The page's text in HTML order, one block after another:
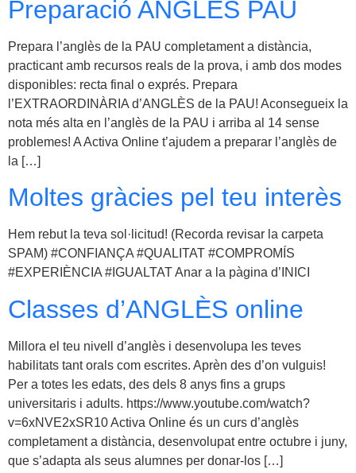
Preparació ANGLÈS PAU
Prepara l’anglès de la PAU completament a distància,
practicant amb recursos reals de la prova, i amb dos modes
disponibles: recta final o exprés. Prepara
l’EXTRAORDINÀRIA d’ANGLÈS de la PAU! Aconsegueix la
nota més alta en l’anglès de la PAU i arriba al 14 sense
problemes! A Activa Online t’ajudem a preparar l’anglès de
la […]
Moltes gràcies pel teu interès
Hem rebut la teva sol·licitud!​ (Recorda revisar la carpeta
SPAM) #CONFIANÇA #QUALITAT #COMPROMÍS
#EXPERIÈNCIA #IGUALTAT Anar a la pàgina d’INICI
Classes d’ANGLÈS online
Millora el teu nivell d’anglès i desenvolupa les teves
habilitats tant orals com escrites. Aprèn des d’on vulguis!
Per a totes les edats, des dels 8 anys fins a grups
universitaris i adults. https://www.youtube.com/watch?
v=6xNVE2xSR10 Activa Online és un curs d’anglès
completament a distància, desenvolupat entre octubre i juny,
que s’adapta als seus alumnes per donar-los […]